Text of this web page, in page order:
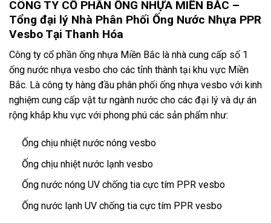
CÔNG TY CỔ PHẦN ỐNG NHỰA MIỀN BẮC –
Tổng đại lý Nhà Phân Phối Ống Nước Nhựa PPR
Vesbo Tại Thanh Hóa
Công ty cổ phần ống nhựa Miền Bắc là nhà cung cấp số 1
ống nước nhựa vesbo cho các tỉnh thành tại khu vực Miền
Bắc. Là công ty hàng đầu phân phối ống nhựa vesbo với kinh
nghiệm cung cấp vật tư ngành nước cho các đại lý và dự án
rộng khắp khu vực với phong phú các sản phẩm như:
Ống chịu nhiệt nước nóng vesbo
Ống chịu nhiệt nước lạnh vesbo
Ống nước nóng UV chống tia cực tím PPR vesbo
Ống nước lạnh UV chống tia cực tím PPR vesbo